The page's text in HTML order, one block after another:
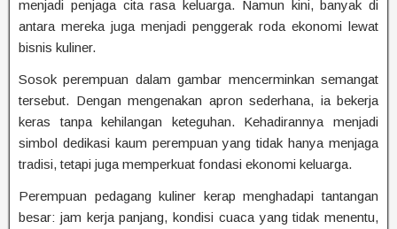
menjadi penjaga cita rasa keluarga. Namun kini, banyak di
antara mereka juga menjadi penggerak roda ekonomi lewat
bisnis kuliner.
Sosok perempuan dalam gambar mencerminkan semangat
tersebut. Dengan mengenakan apron sederhana, ia bekerja
keras tanpa kehilangan keteguhan. Kehadirannya menjadi
simbol dedikasi kaum perempuan yang tidak hanya menjaga
tradisi, tetapi juga memperkuat fondasi ekonomi keluarga.
Perempuan pedagang kuliner kerap menghadapi tantangan
besar: jam kerja panjang, kondisi cuaca yang tidak menentu,